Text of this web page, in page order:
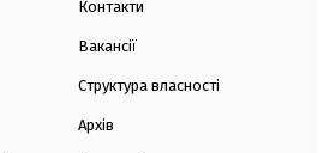
Контакти
Вакансії
Структура власності
Архів